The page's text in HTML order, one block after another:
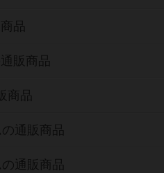
品
販商品
商品
通販商品
通販商品